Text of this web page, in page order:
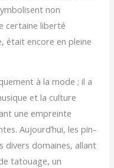
non
certaine liberté
était encore en pleine
à la mode ; il a
et la culture
une empreinte
Aujourd’hui, les pin-
divers domaines, allant
tatouage, un